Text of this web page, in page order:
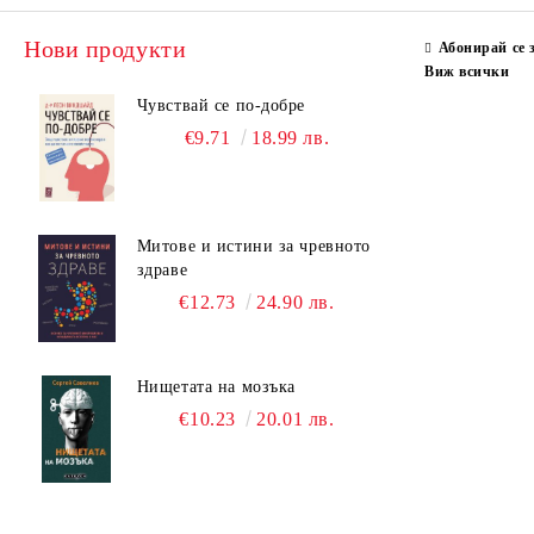
Нови продукти
Чувствай се по-добре
€9.71 18.99 лв.
Митове и истини за чревното
здраве
€12.73 24.90 лв.
Нищетата на мозъка
€10.23 20.01 лв.
Абонирай се
Виж всички